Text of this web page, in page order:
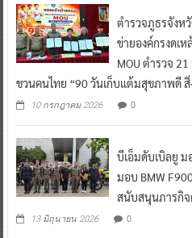
ตำรวจภูธรจังห
ข่ายองค์กรงดเ
MOU ตำรวจ
ชวนคนไทย “90 วันเก็บแต้มสุขภาพดี สิ่
10 กรกฎาคม 2026 0
บีเอ็มดับเบิลยู ม
มอบ BMW
สนับสนุนภารกิจ
13 มิถุนายน 2026 0